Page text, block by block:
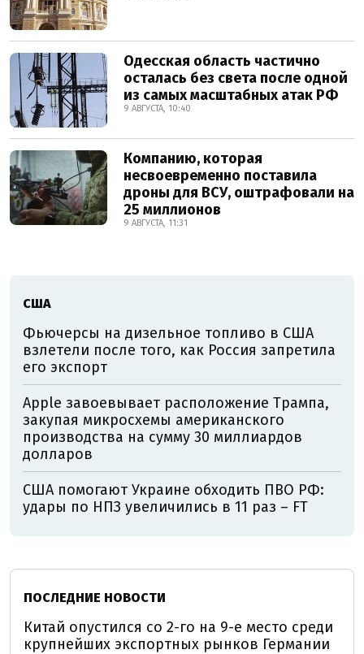
Одесская область частично
осталась без света после одной
из самых масштабных атак РФ
9 АВГУСТА, 10:40
Компанию, которая
несвоевременно поставила
дроны для ВСУ, оштрафовали на
25 миллионов
9 АВГУСТА, 11:31
США
Фьючерсы на дизельное топливо в США
взлетели после того, как Россия запретила
его экспорт
Apple завоевывает расположение Трампа,
закупая микросхемы американского
производства на сумму 30 миллиардов
долларов
США помогают Украине обходить ПВО РФ:
удары по НПЗ увеличились в 11 раз – FT
ПОСЛЕДНИЕ НОВОСТИ
Китай опустился со 2-го на 9-е место среди
крупнейших экспортных рынков Германии